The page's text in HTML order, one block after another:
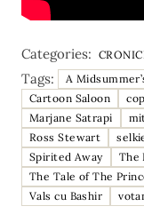
Categories:
Tags: A
Cartoon Saloon
Marjane Satrapi
Ross Stewart
Spirited Away
The
The Tale of The
Vals cu Bashir